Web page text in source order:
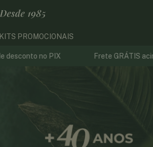
KITS PROMOCIONAIS
Frete GRÁTIS acima de R$ 200,00